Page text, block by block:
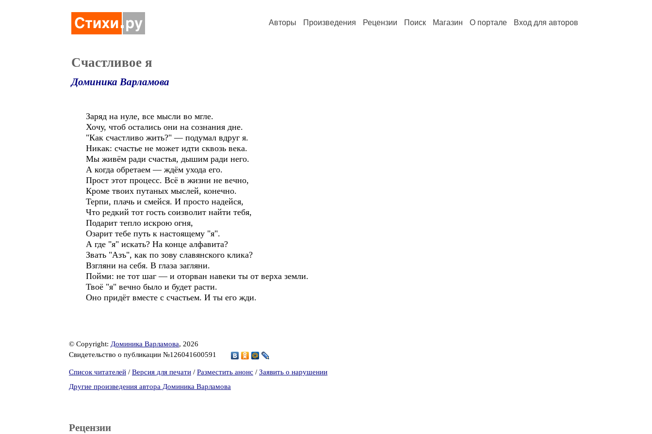
Авторы Произведения Рецензии Поиск Магазин О портале Вход для авторов
Счастливое я
Доминика Варламова
Заряд на нуле, все мысли во мгле.
Хочу, чтоб остались они на сознания дне.
"Как счастливо жить?" — подумал вдруг я.
Никак: счастье не может идти сквозь века.
Мы живём ради счастья, дышим ради него.
А когда обретаем — ждём ухода его.
Прост этот процесс. Всё в жизни не вечно,
Кроме твоих путаных мыслей, конечно.
Терпи, плачь и смейся. И просто надейся,
Что редкий тот гость соизволит найти тебя,
Подарит тепло искрою огня,
Озарит тебе путь к настоящему "я".
А где "я" искать? На конце алфавита?
Звать "Азъ", как по зову славянского клика?
Взгляни на себя. В глаза загляни.
Пойми: не тот шаг — и оторван навеки ты от верха земли.
Твоё "я" вечно было и будет расти.
Оно придёт вместе с счастьем. И ты его жди.
© Copyright: Доминика Варламова, 2026
Свидетельство о публикации №126041600591
Список читателей / Версия для печати / Разместить анонс / Заявить о нарушении
Другие произведения автора Доминика Варламова
Рецензии